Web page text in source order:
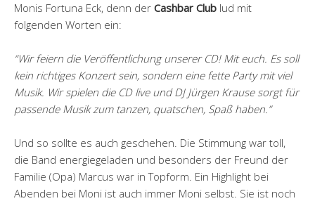
Monis Fortuna Eck, denn der Cashbar Club lud mit
folgenden Worten ein:
“Wir feiern die Veröffentlichung unserer CD! Mit euch. Es soll
kein richtiges Konzert sein, sondern eine fette Party mit viel
Musik. Wir spielen die CD live und DJ Jürgen Krause sorgt für
passende Musik zum tanzen, quatschen, Spaß haben.”
Und so sollte es auch geschehen. Die Stimmung war toll,
die Band energiegeladen und besonders der Freund der
Familie (Opa) Marcus war in Topform. Ein Highlight bei
Abenden bei Moni ist auch immer Moni selbst. Sie ist noch